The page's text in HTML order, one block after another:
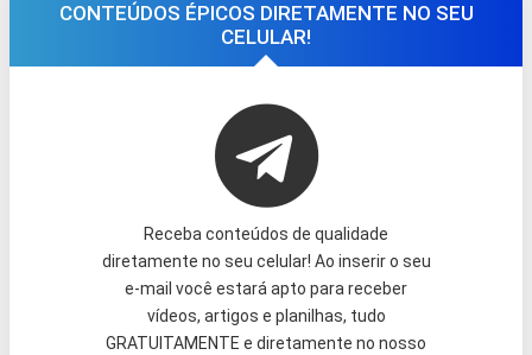
CONTEÚDOS ÉPICOS DIRETAMENTE NO SEU
CELULAR!
Receba conteúdos de qualidade
diretamente no seu celular! Ao inserir o seu
e-mail você estará apto para receber
vídeos, artigos e planilhas, tudo
GRATUITAMENTE e diretamente no nosso